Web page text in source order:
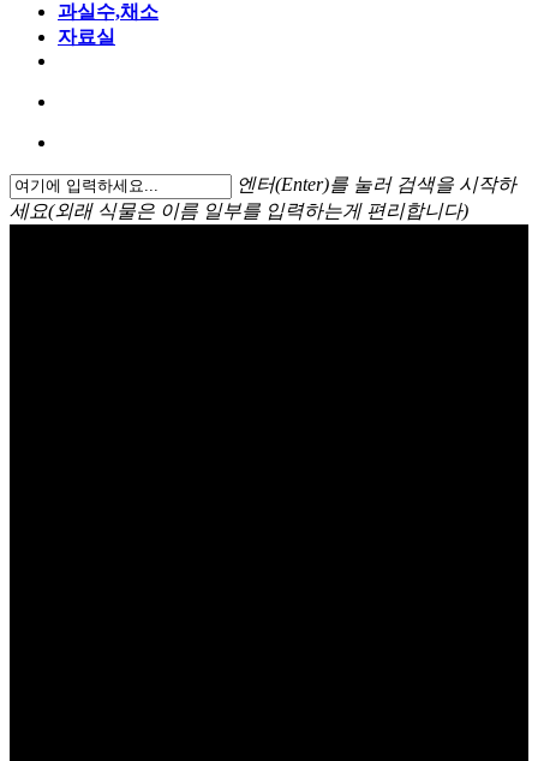
과실수,채소
자료실
엔터(Enter)를 눌러 검색을 시작하
세요(외래 식물은 이름 일부를 입력하는게 편리합니다)